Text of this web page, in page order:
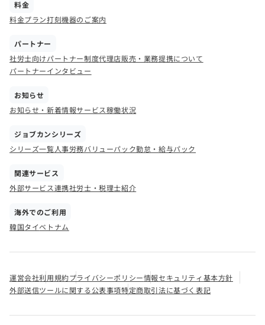
料金
料金プラン打刻機器のご案内
パートナー
社労士向けパートナー制度代理店販売・業務提携について
パートナーインタビュー
お知らせ
お知らせ・新着情報サービス稼働状況
ジョブカンシリーズ
シリーズ一覧人事労務バリューパック勤怠・給与パック
関連サービス
外部サービス連携社労士・税理士紹介
海外でのご利用
韓国タイベトナム
運営会社利用規約プライバシーポリシー情報セキュリティ基本方針
外部送信ツールに関する公表事項特定商取引法に基づく表記